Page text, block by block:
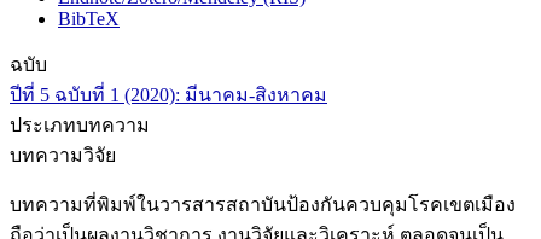
BibTeX
ฉบับ
ปีที่ 5 ฉบับที่ 1 (2020): มีนาคม-สิงหาคม
ประเภทบทความ
บทความวิจัย
บทความที่พิมพ์ในวารสารสถาบันป้องกันควบคุมโรคเขตเมือง